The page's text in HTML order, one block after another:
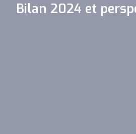
Bilan 2024 et